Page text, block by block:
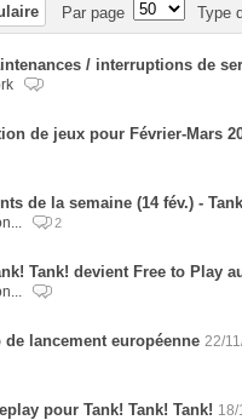
Par page Type
/ interruptions de
de jeux pour Février-Mars
de la semaine (14 fév.) -
2
Tank! devient Free to Play
lancement européenne 22/
pour Tank! Tank! Tank! 18/